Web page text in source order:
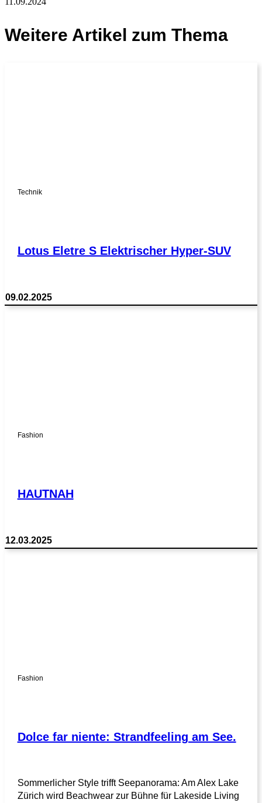
Weitere Artikel zum Thema
Technik
Lotus Eletre S Elektrischer Hyper-SUV
09.02.2025
Fashion
HAUTNAH
12.03.2025
Fashion
Dolce far niente: Strandfeeling am See.
Sommerlicher Style trifft Seepanorama: Am Alex Lake
Zürich wird Beachwear zur Bühne für Lakeside Living